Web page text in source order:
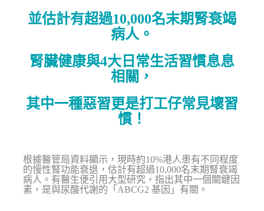
並估計有超過10,000名末期腎衰竭
病人。
腎臟健康與4大日常生活習慣息息
相關，
其中一種惡習更是打工仔常見壞習
慣！
根據醫管局資料顯示，現時約10%港人患有不同程度
的慢性腎功能衰退，估計有超過10,000名末期腎衰竭
病人。有醫生便引用大型研究，指出其中一個關鍵因
素，是與尿酸代謝的「ABCG2 基因」有關。